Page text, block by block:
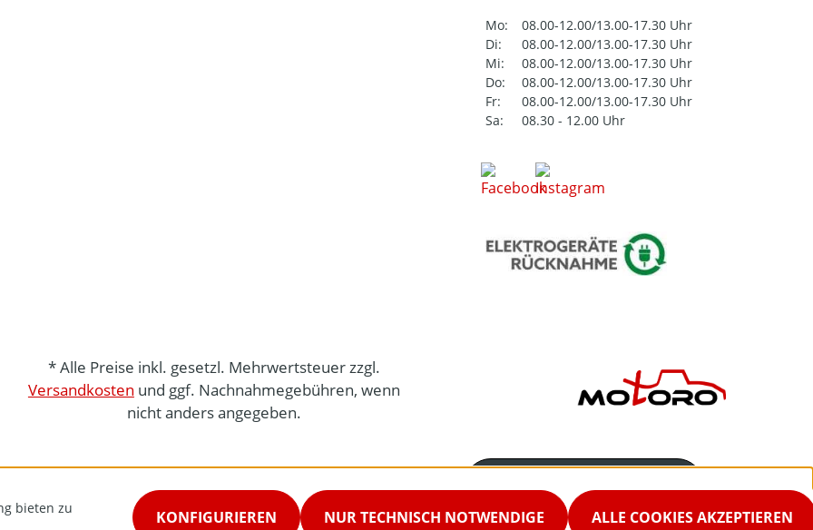
Mo:
08.00-12.00/13.00-17.30 Uhr
Di:
08.00-12.00/13.00-17.30 Uhr
Mi:
08.00-12.00/13.00-17.30 Uhr
Do:
08.00-12.00/13.00-17.30 Uhr
Fr:
08.00-12.00/13.00-17.30 Uhr
Sa:
08.30 - 12.00 Uhr
* Alle Preise inkl. gesetzl. Mehrwertsteuer zzgl.
Versandkosten und ggf. Nachnahmegebühren, wenn
nicht anders angegeben.
02542-9298867
bieten zu
NUR TECHNISCH NOTWENDIGE
KONFIGURIEREN ALLE COOKIES AKZEPTIEREN